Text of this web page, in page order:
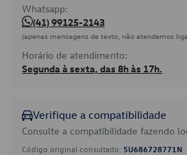
Whatsapp:
(41) 99125-2143
(apenas mensagens de texto, não atendemos
Horário de atendimento:
Segunda à sexta, das 8h às 17h.
Verifique a compatibilidade
Consulte a compatibilidade fazendo
Código original consultado: 5U686728771N